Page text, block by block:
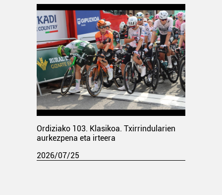
Ordiziako 103. Klasikoa. Txirrindularien
aurkezpena eta irteera
2026/07/25